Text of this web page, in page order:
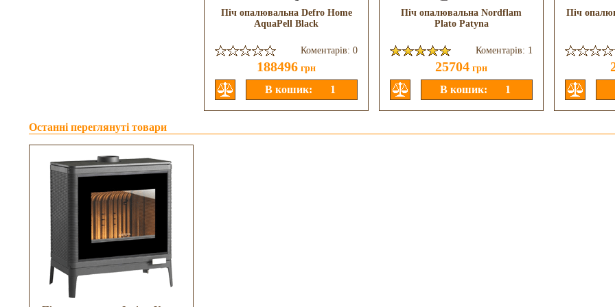
Піч опалювальна Defro Home
AquaPell Black
Коментарів: 0
188496 грн
Піч опалювальна Nordflam
Plato Patyna
Коментарів: 1
25704 грн
Піч
Останні переглянуті товари